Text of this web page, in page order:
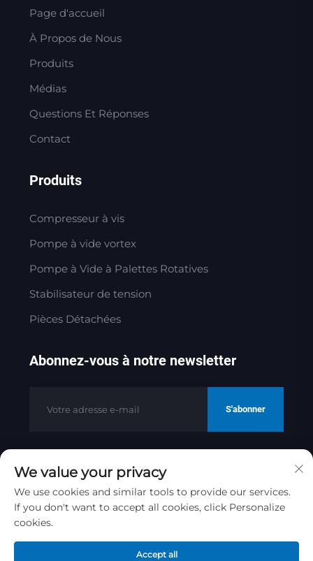
Page d'accueil
À Propos de Nous
Produits
Médias
Questions Et Réponses
Contact
Produits
Compresseur à vis
Pompe à vide vortex
Pompe à Vide à Palettes Rotatives
Stabilisateur de tension
Pièces Détachées
Abonnez-vous à notre newsletter
S'abonner
Copyright © 2025 par Jinan Golden
Bridge Precision Machinery Co.ltd
Politique de confidentialité
Remonter en haut
We value your privacy
We use cookies and similar tools to provide our services.
If you don't want to accept all cookies, click Personalize
cookies.
Accept all